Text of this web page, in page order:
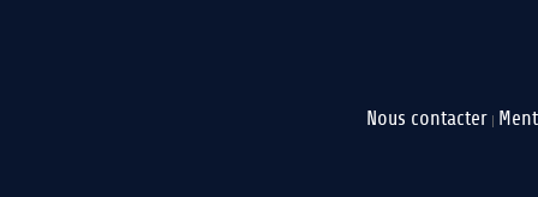
Nous contacter |